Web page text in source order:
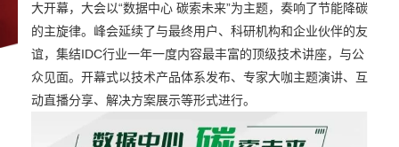
大开幕，大会以“数据中心 碳索未来”为主题，奏响了节能降碳
的主旋律。峰会延续了与最终用户、科研机构和企业伙伴的友
谊，集结IDC行业一年一度内容最丰富的顶级技术讲座，与公
众见面。开幕式以技术产品体系发布、专家大咖主题演讲、互
动直播分享、解决方案展示等形式进行。